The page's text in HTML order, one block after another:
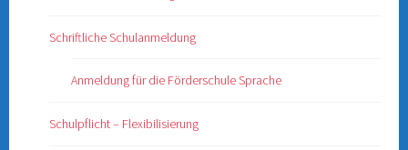
Schriftliche Schulanmeldung
Anmeldung für die Förderschule Sprache
Schulpflicht – Flexibilisierung